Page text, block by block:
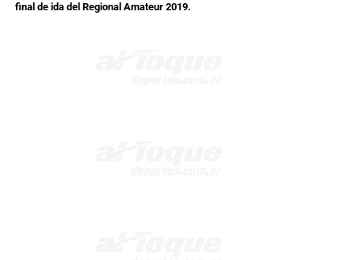
final de ida del Regional Amateur 2019.